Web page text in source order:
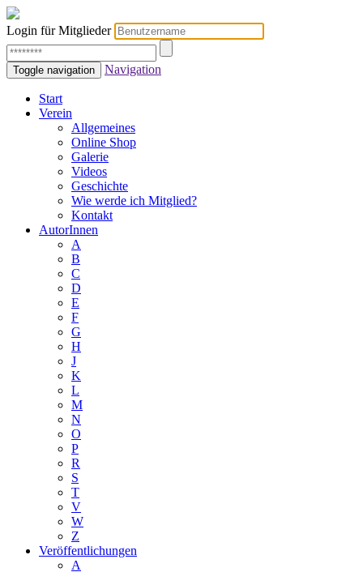
Login für Mitglieder
Toggle navigation Navigation
Start
Verein
Allgemeines
Online Shop
Galerie
Videos
Geschichte
Wie werde ich Mitglied?
Kontakt
AutorInnen
A
B
C
D
E
F
G
H
J
K
L
M
N
O
P
R
S
T
V
W
Z
Veröffentlichungen
A